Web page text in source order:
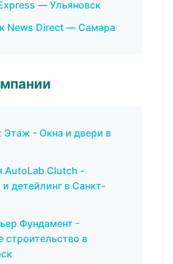
— Ульяновск
News Direct — Самара
- Окна и двери в
AutoLab Clutch -
детейлинг в Санкт-
Фундамент -
строительство в